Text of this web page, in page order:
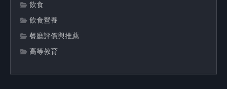
飲食
飲食營養
餐廳評價與推薦
高等教育